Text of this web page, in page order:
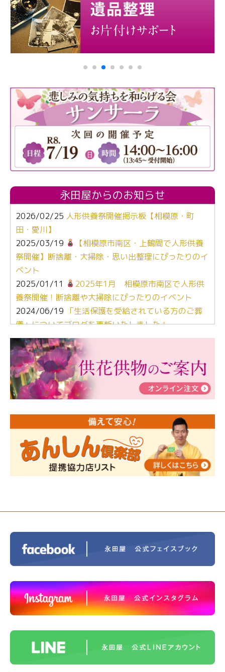
永田屋からのお知らせ
2026/02/25 人形供養祭開催掲示板【相模原・町
田・愛川】
2025/03/19
【相模原市南区・上鶴間で人形供養
祭開催】断捨離・大掃除・思い出整理にぴったりのイ
ベント
2025/01/11
2025年1月 相模原市南区で人形供
養祭開催！断捨離や大掃除にぴったりのイベント
2024/06/19 「生活保護を受給されている方のご葬
儀」についてブログを更新いたしました！
2024/03/06【終活なるほど教室】「マンガで学
ぶ！はじめてのお葬式」小さな家族葬ハウス®町田成
瀬 ご参加ありがとうございました！
2024/01/19令和6年能登半島地震災害の寄付のご報
告
人形供養 寄付のご報告
2023/12/16終活なるほど教室＠小さな家族葬ハウ
ス®上鶴間 エンディングノートを書いてみよう！
2023/11/29 永田屋創業110周年記念式典 レンブラ
ントホテル東京町田